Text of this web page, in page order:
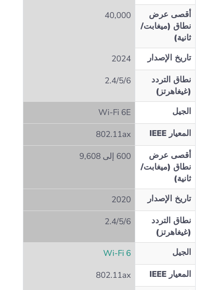
أقصى عرض
نطاق (ميغابت/
ثانية)
40,000
تاريخ الإصدار
2024
نطاق التردد
(غيغاهرتز)
2.4/5/6
الجيل
Wi‑Fi 6E
المعيار IEEE
802.11ax
أقصى عرض
نطاق (ميغابت/
ثانية)
600 إلى 9,608
تاريخ الإصدار
2020
نطاق التردد
(غيغاهرتز)
2.4/5/6
الجيل
Wi‑Fi 6
المعيار IEEE
802.11ax